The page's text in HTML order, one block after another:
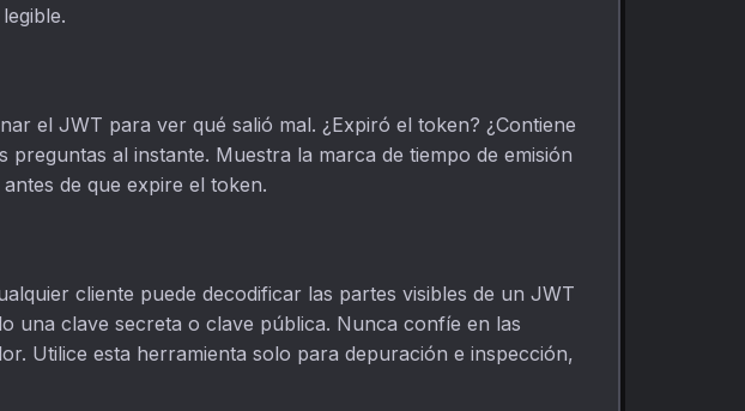
el JWT para ver qué salió mal. ¿Expiró el token? ¿Contiene
al instante. Muestra la marca de tiempo de emisión
de que expire el token.
cliente puede decodificar las partes visibles de un JWT
una clave secreta o clave pública. Nunca confíe en las
Utilice esta herramienta solo para depuración e inspección,